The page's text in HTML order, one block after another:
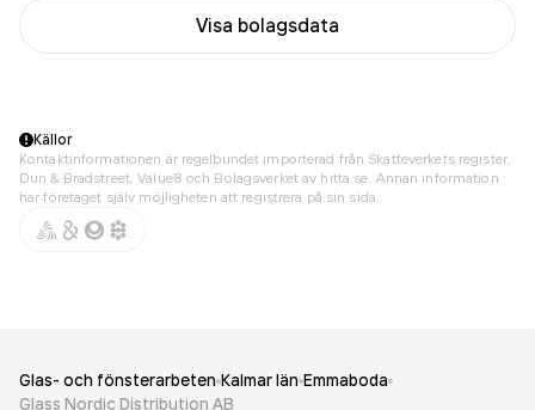
Visa bolagsdata
Källor
Kontaktinformationen är regelbundet importerad från Skatteverkets register,
Dun & Bradstreet, Value8 och Bolagsverket av hitta.se. Annan information
har företaget själv möjligheten att registrera på sin sida.
Glas- och fönsterarbeten Kalmar län Emmaboda
Glass Nordic Distribution AB